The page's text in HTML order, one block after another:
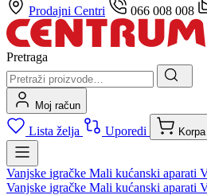
Prodajni Centri
066 008 008
Pretraga
Moj račun
Lista želja Uporedi Korpa
Vanjske igračke Mali kućanski aparati
Vanjske igračke Mali kućanski aparati